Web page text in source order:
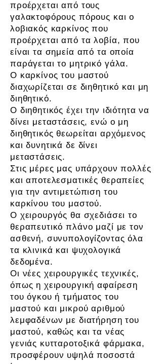
προέρχεται από τους
γαλακτοφόρους πόρους και ο
λοβιακός καρκίνος που
προέρχεται από τα λοβία, που
είναι τα σημεία από τα οποία
παράγεται το μητρικό γάλα.
Ο καρκίνος του μαστού
διαχωρίζεται σε διηθητικό και μη
διηθητικό.
Ο διηθητικός έχει την ιδιότητα να
δίνει μεταστάσεις, ενώ ο μη
διηθητικός θεωρείται αρχόμενος
και δυνητικά δε δίνει
μεταστάσεις.
Στις μέρες μας υπάρχουν πολλές
και αποτελεσματικές θεραπείες
για την αντιμετώπιση του
καρκίνου του μαστού.
Ο χειρουργός θα σχεδιάσει το
θεραπευτικό πλάνο μαζί με τον
ασθενή, συνυπολογίζοντας όλα
τα κλινικά και ψυχολογικά
δεδομένα.
Οι νέες χειρουργικές τεχνικές,
όπως η χειρουργική αφαίρεση
του όγκου ή τμήματος του
μαστού και μικρού αριθμού
λεμφαδένων με διατήρηση του
μαστού, καθώς και τα νέας
γενιάς κυτταροτοξικά φάρμακα,
προσφέρουν υψηλά ποσοστά